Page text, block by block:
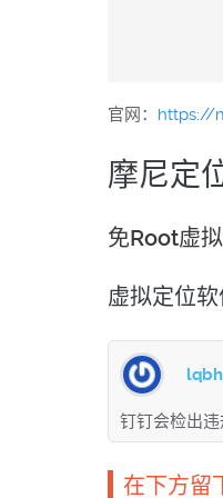
官网： https://
摩尼定
免Root虚
虚拟定位
lqbh
钉钉会检出
在下方留